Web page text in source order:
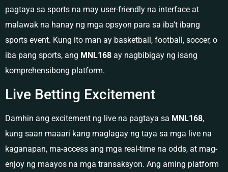
pagtaya sa sports na may user-friendly na interface at
malawak na hanay ng mga opsyon para sa iba’t ibang
sports event. Kung ito man ay basketball, football, soccer, o
iba pang sports, ang MNL168 ay nagbibigay ng isang
komprehensibong platform.
Live Betting Excitement
Damhin ang excitement ng live na pagtaya sa MNL168,
kung saan maaari kang maglagay ng taya sa mga live na
kaganapan, ma-access ang mga real-time na odds, at mag-
enjoy ng maayos na mga transaksyon. Ang aming platform